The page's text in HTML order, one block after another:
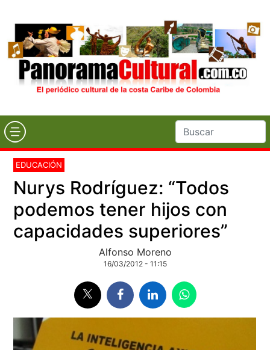
EDUCACIÓN
Nurys Rodríguez: “Todos
podemos tener hijos con
capacidades superiores”
Alfonso Moreno
16/03/2012 - 11:15